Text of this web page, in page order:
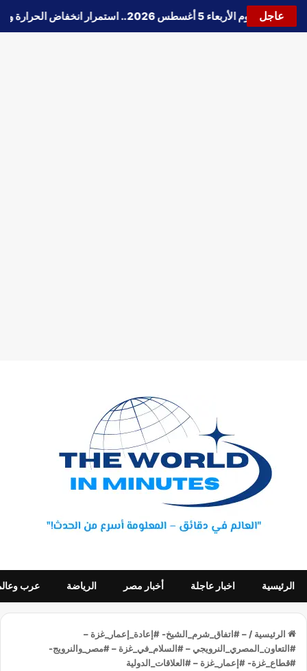
عاجل
حالة الطقس اليوم الأربعاء 5 أغسطس 2026.. استمرار انخفاض الحرارة وتحذيرات من الشبورة واضطراب الملاحة
الرئيسية اخبار عاجلة أخبار مصر الرياضة عرب
الرئيسية / – #اتفاق_شرم_الشيخ- #إعادة_إعمار_غزة –
#التعاون_المصري_النرويجي – #السلام_في_غزة – #مصر_والنرويج-
#قطاع_غزة- #إعمار_غزة – #العلاقات_الدولية